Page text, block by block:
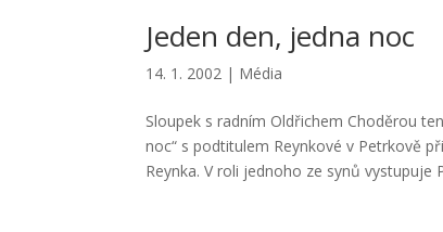
Jeden den, jedna noc
14. 1. 2002 | Média
Sloupek s radním Oldřichem Choděrou
noc“ s podtitulem Reynkové v Petrkově
Reynka. V roli jednoho ze synů vystupuje